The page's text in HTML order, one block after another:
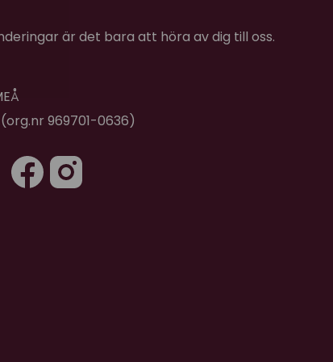
lite jobbigt att man bara kan ha en pinne åt
är det bara att höra av dig till oss.
969701-0636)